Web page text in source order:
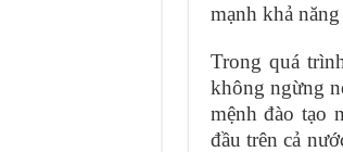
mạnh khả
Trong quá
không ngừng
mệnh đào tạo
đầu trên cả